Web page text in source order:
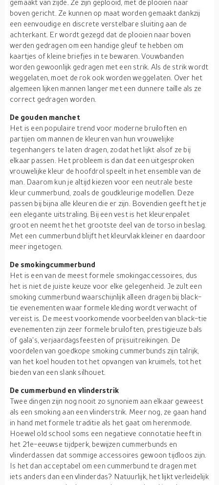
gemaakt van zijde. Ze zijn geplooid, met de plooien naar
boven gericht. Ze kunnen op maat worden gemaakt dankzij
een eenvoudige en discrete verstelbare sluiting aan de
achterkant. Er wordt gezegd dat de plooien naar boven
werden gedragen om een handige gleuf te hebben om
kaartjes of kleine briefjes in te bewaren. Vouwbanden
worden gewoonlijk gedragen met een strik. Als de strik wordt
weggelaten, moet de rok ook worden weggelaten. Over het
algemeen lijken mannen langer met een dunnere taille als ze
correct gedragen worden.
De gouden manchet
Het is een populaire trend voor moderne bruiloften en
partijen om mannen de kleuren van hun vrouwelijke
tegenhangers te laten dragen, zodat het lijkt alsof ze bij
elkaar passen. Het probleem is dan dat een uitgesproken
vrouwelijke kleur de hoofdrol speelt in het ensemble van de
man. Daarom kun je altijd kiezen voor een neutrale beste
kleur cummerbund, zoals de goudkleurige modellen. Deze
passen bij bijna alle kleuren die er zijn. Bovendien geeft het je
een elegante uitstraling. Bij een vest is het kleurenpalet
groot en neemt het het grootste deel van de torso in beslag.
Met een cummerbund blijft het kleurvlak kleiner en daardoor
meer ingetogen.
De smokingcummerbund
Het is een van de meest formele smokingaccessoires, dus
het is niet de juiste keuze voor elke gelegenheid. Je zult een
smoking cummerbund waarschijnlijk alleen dragen bij black-
tie evenementen waar formele kleding wordt verwacht of
vereist is. De meest voorkomende voorbeelden van black-tie
evenementen zijn zeer formele bruiloften, prestigieuze bals
of gala's, verjaardagsfeesten of prijsuitreikingen. De
voordelen van goedkope smoking cummerbunds zijn talrijk,
van het koel houden tot het opvangen van kruimels, tot het
bieden van een slank silhouet.
De cummerbund en vlinderstrik
Twee dingen zijn nog nooit zo synoniem aan elkaar geweest
als een smoking aan een vlinderstrik. Meer nog, ze gaan hand
in hand met formele traditie als het gaat om herenmode.
Hoewel old school soms een negatieve connotatie heeft in
het 21e-eeuwse tijdperk, bewijzen cummerbunds en
vlinderdassen dat sommige accessoires gewoon tijdloos zijn.
Is het dan acceptabel om een cummerbund te dragen met
iets anders dan een vlinderdas? Natuurlijk, het lijkt verleidelijk